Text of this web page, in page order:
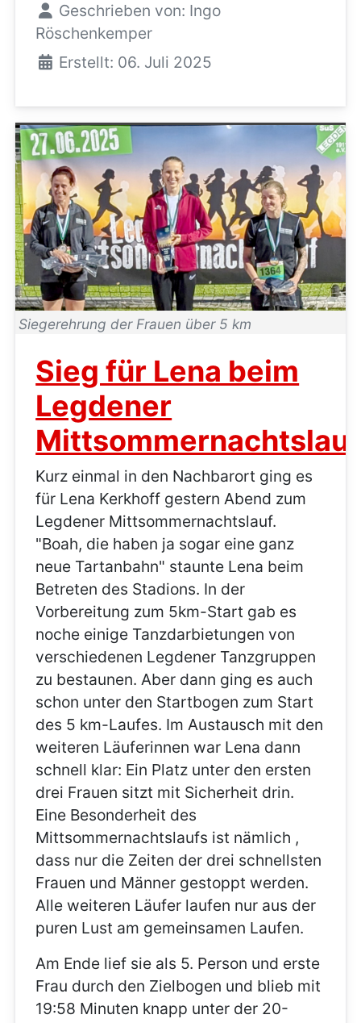
Geschrieben von: Ingo
Röschenkemper
Erstellt: 06. Juli 2025
Siegerehrung der Frauen über 5 km
Sieg für Lena beim
Legdener
Mittsommernachtslauf
Kurz einmal in den Nachbarort ging es
für Lena Kerkhoff gestern Abend zum
Legdener Mittsommernachtslauf.
"Boah, die haben ja sogar eine ganz
neue Tartanbahn" staunte Lena beim
Betreten des Stadions. In der
Vorbereitung zum 5km-Start gab es
noche einige Tanzdarbietungen von
verschiedenen Legdener Tanzgruppen
zu bestaunen. Aber dann ging es auch
schon unter den Startbogen zum Start
des 5 km-Laufes. Im Austausch mit den
weiteren Läuferinnen war Lena dann
schnell klar: Ein Platz unter den ersten
drei Frauen sitzt mit Sicherheit drin.
Eine Besonderheit des
Mittsommernachtslaufs ist nämlich ,
dass nur die Zeiten der drei schnellsten
Frauen und Männer gestoppt werden.
Alle weiteren Läufer laufen nur aus der
puren Lust am gemeinsamen Laufen.
Am Ende lief sie als 5. Person und erste
Frau durch den Zielbogen und blieb mit
19:58 Minuten knapp unter der 20-